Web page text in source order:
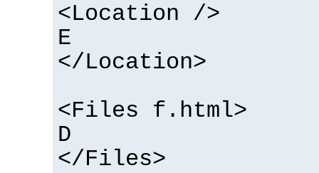
<Location />
E
</Location>
<Files f.html>
D
</Files>